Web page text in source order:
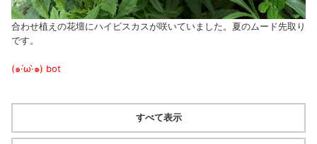
合わせ植えの花壇にハイビスカスが咲いていました。夏のムード先取り
です。
(๑·́ω·̀๑) bot
すべて表示